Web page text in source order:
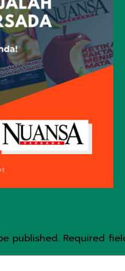
published. Required